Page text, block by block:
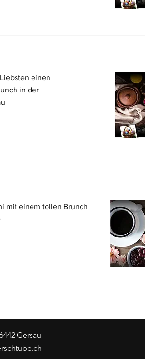
einen
in der
mit einem tollen Brunch
Gersau